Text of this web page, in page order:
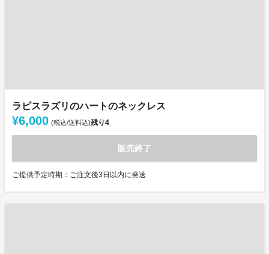
ラピスラズリのハートのネックレス
¥6,000 (税込/送料込)残り4
販売終了
ご提供予定時期：ご注文後3日以内に発送